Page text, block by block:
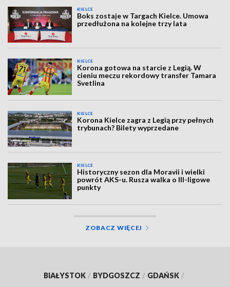
KIELCE
Boks zostaje w Targach Kielce. Umowa
przedłużona na kolejne trzy lata
KIELCE
Korona gotowa na starcie z Legią. W
cieniu meczu rekordowy transfer Tamara
Svetlina
KIELCE
Korona Kielce zagra z Legią przy pełnych
trybunach? Bilety wyprzedane
KIELCE
Historyczny sezon dla Moravii i wielki
powrót AKS-u. Rusza walka o III-ligowe
punkty
ZOBACZ WIĘCEJ
BIAŁYSTOK / BYDGOSZCZ / GDAŃSK /